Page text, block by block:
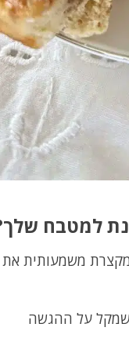
מקצרת משמעותית את
שמקל על ההגשה